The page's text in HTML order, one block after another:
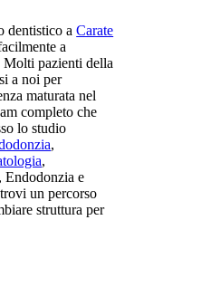
dentistico aCarate
a
pazienti della
a noi per
maturata nel
completo che
lo studio
,
,
Endodonzia e
un percorso
struttura per